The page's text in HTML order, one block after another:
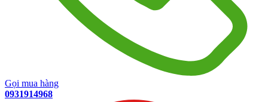
Gọi mua hàng
0931914968